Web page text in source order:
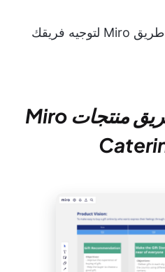
فيما يلي 10 قوالب خرائط طريق Miro لتوجيه فريقك
1. قالب خرائط طريق منتجات Miro